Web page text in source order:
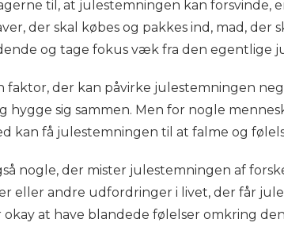
til, at julestemningen kan
der skal købes og pakkes ind, mad,
og tage fokus væk fra den egentlige
faktor, der kan påvirke julestemningen
hygge sig sammen. Men for nogle
kan få julestemningen til at falme og
nogle, der mister julestemningen af
eller andre udfordringer i livet, der får
okay at have blandede følelser omkring